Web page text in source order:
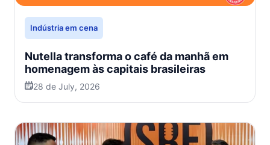
Indústria em cena
Nutella transforma o café da manhã em
homenagem às capitais brasileiras
28 de July, 2026